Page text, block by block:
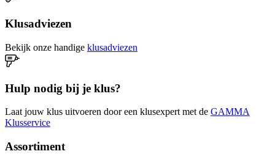
Klusadviezen
Bekijk onze handige klusadviezen
Hulp nodig bij je klus?
Laat jouw klus uitvoeren door een klusexpert met de GAMMA
Klusservice
Assortiment